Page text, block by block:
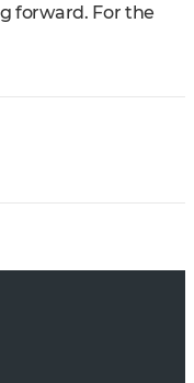
forward. For the